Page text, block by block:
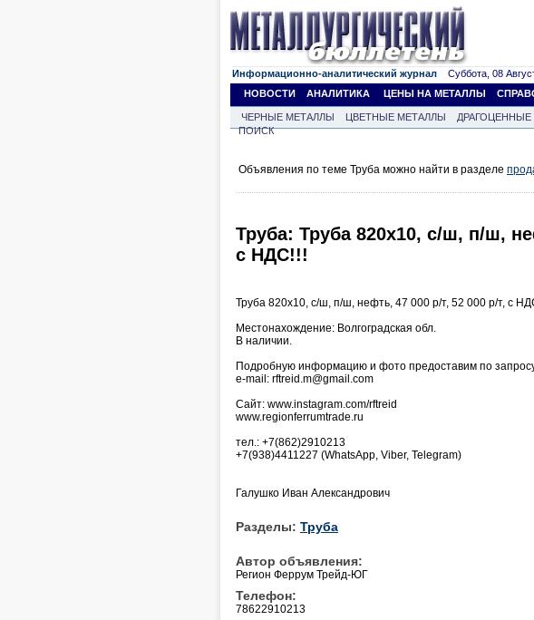
Информационно-аналитический журнал Суббота, 08
НОВОСТИ
АНАЛИТИКА ЦЕНЫ НА МЕТАЛЛЫ
ЧЕРНЫЕ МЕТАЛЛЫ ЦВЕТНЫЕ МЕТАЛЛЫ
ПОИСК
Объявления по теме Труба можно найти в разделе
Труба: Труба 820х10, с/ш, п/ш,
с НДС!!!
Труба 820х10, с/ш, п/ш, нефть, 47 000 р/т, 52 000 р/т, с
Местонахождение: Волгоградская обл.
В наличии.
Подробную информацию и фото предоставим по
e-mail: rftreid.m@gmail.com
Сайт: www.instagram.com/rftreid
www.regionferrumtrade.ru
тел.: +7(862)2910213
+7(938)4411227 (WhatsApp, Viber, Telegram)
Галушко Иван Александрович
Разделы: Труба
Автор объявления:
Регион Феррум Трейд-ЮГ
Телефон:
78622910213